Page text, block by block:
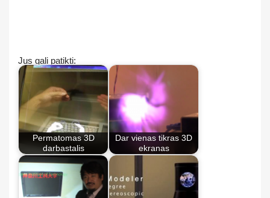
Jus gali patikti:
Permatomas 3D
darbastalis
Dar vienas tikras 3D
ekranas